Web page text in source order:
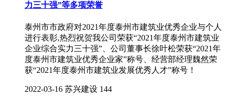
力三十强”等多项荣誉
泰州市市政府对2021年度泰州市建筑业优秀企业与个人
进行表彰,热烈祝贺我公司荣获“2021年度泰州市建筑业
企业综合实力三十强”、公司董事长徐叶松荣获“2021年
度泰州市建筑业优秀企业家”称号、经营部经理魏然荣
获“2021年度泰州市建筑业发展优秀人才”称号！
2022-03-16 苏兴建设 144